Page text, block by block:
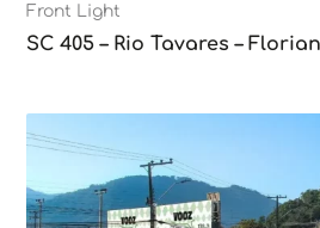
Front Light
SC 405 – Rio Tavares –